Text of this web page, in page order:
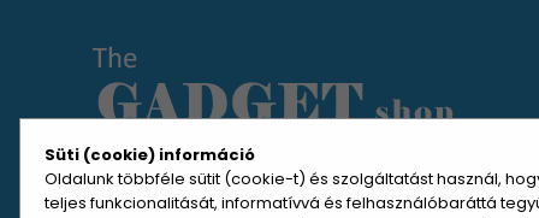
Süti (cookie) információ
Oldalunk többféle sütit (cookie-t) és szolgáltatást használ,
teljes funkcionalitását, informatívvá és felhasználóbaráttá
MENÜ MEGNYITÁSA